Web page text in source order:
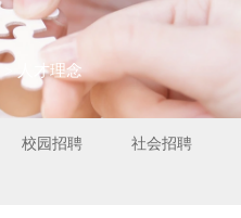
> 人才理念
校园招聘
社会招聘